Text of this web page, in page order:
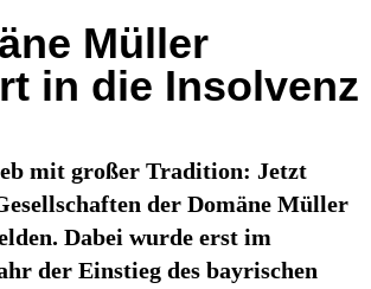
Müller
in die Insolvenz
mit großer Tradition: Jetzt
der Domäne Müller
Dabei wurde erst im
der Einstieg des bayrischen